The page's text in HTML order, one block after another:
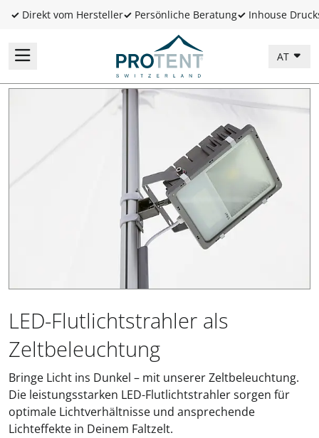
✓ Direkt vom Hersteller✓ Persönliche Beratung✓ Inhouse
AT
LED-Flutlichtstrahler als
Zeltbeleuchtung
Bringe Licht ins Dunkel – mit unserer Zeltbeleuchtung.
Die leistungsstarken LED-Flutlichtstrahler sorgen für
optimale Lichtverhältnisse und ansprechende
Lichteffekte in Deinem Faltzelt.